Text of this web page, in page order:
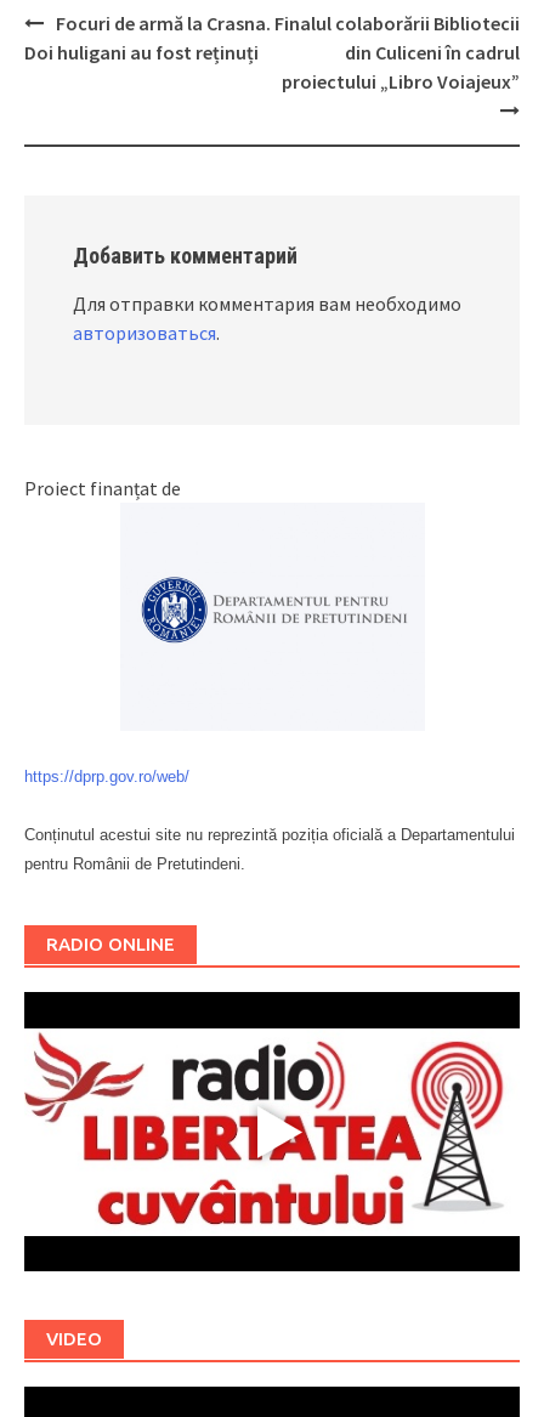
Post
Focuri de armă la Crasna.
Doi huligani au fost reținuți
Finalul colaborării Bibliotecii
din Culiceni în cadrul
proiectului „Libro Voiajeux”
Добавить комментарий
Для отправки комментария вам необходимо
авторизоваться.
Proiect finanțat de
https://dprp.gov.ro/web/
Conținutul acestui site nu reprezintă poziția oficială a Departamentului
pentru Românii de Pretutindeni.
RADIO ONLINE
VIDEO